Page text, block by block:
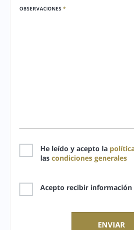
OBSERVACIONES *
He leído y acepto la
las condiciones generales
Acepto recibir información